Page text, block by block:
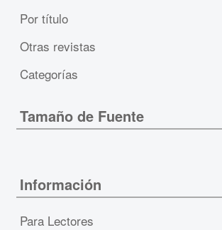
Por título
Otras revistas
Categorías
Tamaño de Fuente
Información
Para Lectores